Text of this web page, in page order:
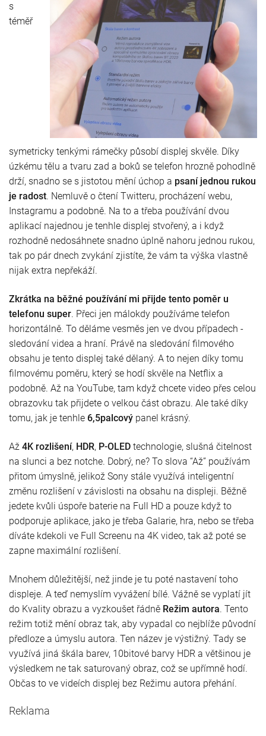
s
téměř
symetricky tenkými rámečky působí displej skvěle. Díky
úzkému tělu a tvaru zad a boků se telefon hrozně pohodlně
drží, snadno se s jistotou mění úchop a psaní jednou rukou
je radost. Nemluvě o čtení Twitteru, procházení webu,
Instagramu a podobně. Na to a třeba používání dvou
aplikací najednou je tenhle displej stvořený, a i když
rozhodně nedosáhnete snadno úplně nahoru jednou rukou,
tak po pár dnech zvykání zjistíte, že vám ta výška vlastně
nijak extra nepřekáží.
Zkrátka na běžné používání mi přijde tento poměr u
telefonu super. Přeci jen málokdy používáme telefon
horizontálně. To děláme vesměs jen ve dvou případech -
sledování videa a hraní. Právě na sledování filmového
obsahu je tento displej také dělaný. A to nejen díky tomu
filmovému poměru, který se hodí skvěle na Netflix a
podobně. Až na YouTube, tam když chcete video přes celou
obrazovku tak přijdete o velkou část obrazu. Ale také díky
tomu, jak je tenhle 6,5palcový panel krásný.
Až 4K rozlišení, HDR, P-OLED technologie, slušná čitelnost
na slunci a bez notche. Dobrý, ne? To slova “Až” používám
přitom úmyslně, jelikož Sony stále využívá inteligentní
změnu rozlišení v závislosti na obsahu na displeji. Běžně
jedete kvůli úspoře baterie na Full HD a pouze když to
podporuje aplikace, jako je třeba Galarie, hra, nebo se třeba
díváte kdekoli ve Full Screenu na 4K video, tak až poté se
zapne maximální rozlišení.
Mnohem důležitější, než jinde je tu poté nastavení toho
displeje. A teď nemyslím vyvážení bílé. Vážně se vyplatí jít
do Kvality obrazu a vyzkoušet řádně Režim autora. Tento
režim totiž mění obraz tak, aby vypadal co nejblíže původní
předloze a úmyslu autora. Ten název je výstižný. Tady se
využívá jiná škála barev, 10bitové barvy HDR a většinou je
výsledkem ne tak saturovaný obraz, což se upřímně hodí.
Občas to ve videích displej bez Režimu autora přehání.
Reklama